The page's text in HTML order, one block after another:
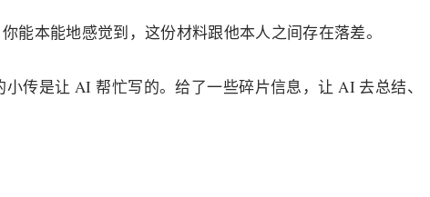
本能地感觉到，这份材料跟他本人之间存在落差。
是让 AI 帮忙写的。给了一些碎片信息，让 AI 去总结、